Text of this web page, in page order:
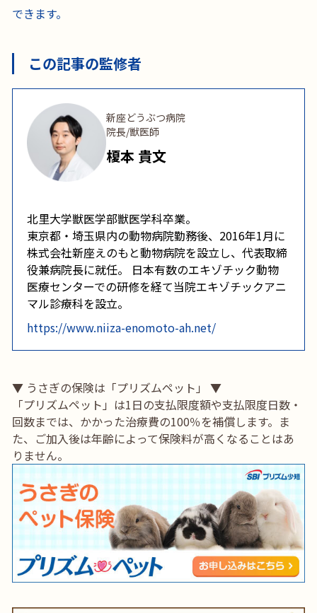
できます。
この記事の監修者
新座どうぶつ病院
院長/獣医師
榎本 貴文
北里大学獣医学部獣医学科卒業。
東京都・埼玉県内の動物病院勤務後、2016年1月に
株式会社新座えのもと動物病院を設立し、代表取締
役兼病院長に就任。 日本有数のエキゾチック動物
医療センターでの研修を経て当院エキゾチックアニ
マル診療科を設立。
https://www.niiza-enomoto-ah.net/
▼ うさぎの保険は「プリズムペット」 ▼
「プリズムペット」は1日の支払限度額や支払限度日数・
回数までは、かかった治療費の100％を補償します。ま
た、ご加入後は年齢によって保険料が高くなることはあ
りません。